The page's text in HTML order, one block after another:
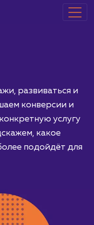
развиваться
конверсии
конкретную
какое
подойдёт